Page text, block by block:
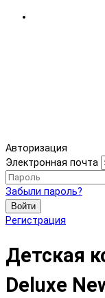
Авторизация
Электронная почта
Забыли пароль?
Войти
Регистрация
Детская
Deluxe